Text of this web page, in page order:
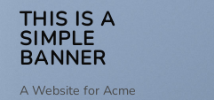
THIS IS A
SIMPLE
BANNER
A Website for Acme